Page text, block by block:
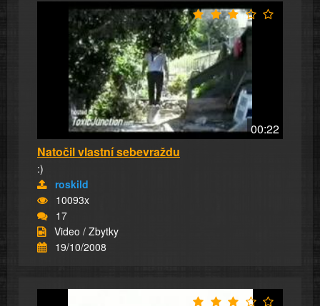
00:22
Natočil vlastní sebevraždu
:)
roskild
10093x
17
Video / Zbytky
19/10/2008